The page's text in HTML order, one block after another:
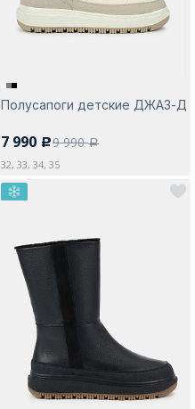
Полусапоги детские ДЖАЗ-Д
7 990 c9 990a
32, 33, 34, 35